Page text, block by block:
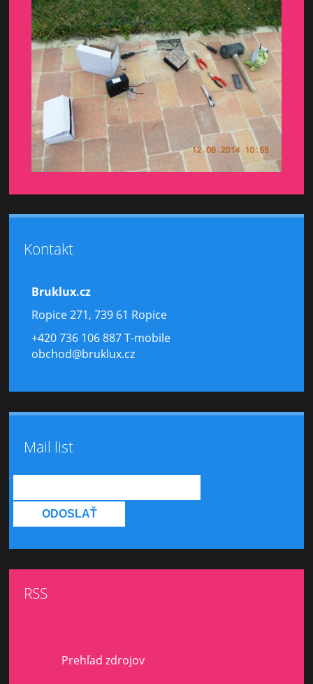
Kontakt
Bruklux.cz
Ropice 271, 739 61 Ropice
+420 736 106 887 T-mobile
obchod@bruklux.cz
Mail list
RSS
Prehľad zdrojov